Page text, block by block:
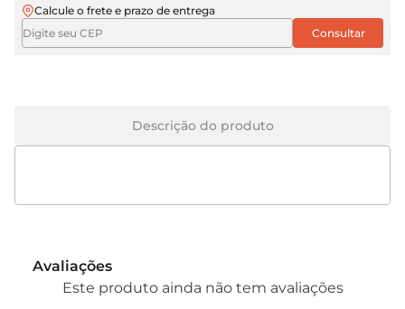
Calcule o frete e prazo de entrega
Descrição do produto
Avaliações
Este produto ainda não tem avaliações